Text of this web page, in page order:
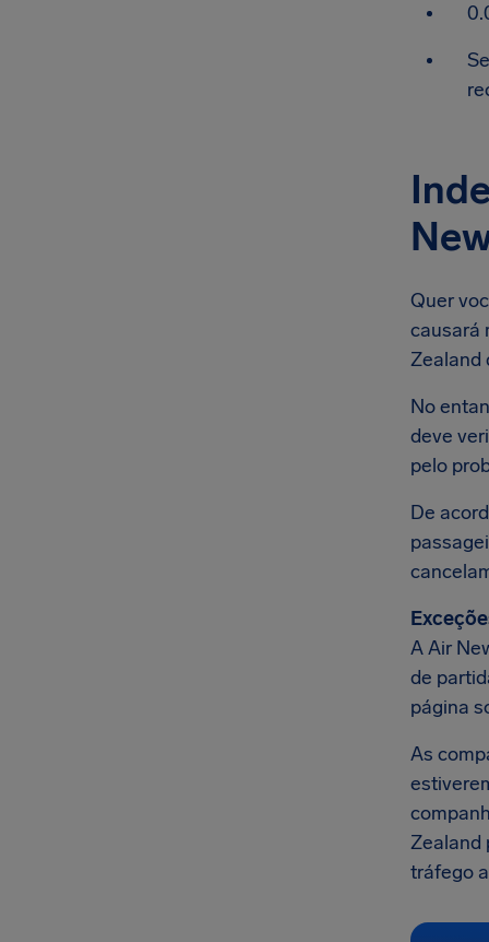
Quer
causará
Zealand
No
deve
pelo
De
A Air
de
página
As
Zealand
tráfego